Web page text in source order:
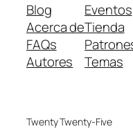
Blog
Acerca de
FAQs
Autores
Eventos
Tienda
Temas
Twenty Twenty-Five